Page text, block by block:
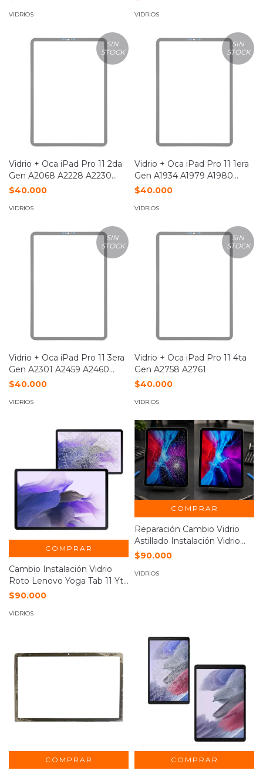
VIDRIOS VIDRIOS
SIN
STOCK
Vidrio + Oca iPad Pro 11 2da
Gen A2068 A2228 A2230
A2231
$40.000
VIDRIOS
SIN
STOCK
Vidrio + Oca iPad Pro 11 1era
Gen A1934 A1979 A1980
A2013
$40.000
VIDRIOS
SIN
STOCK
Vidrio + Oca iPad Pro 11 3era
Gen A2301 A2459 A2460
A2377
$40.000
VIDRIOS
SIN
STOCK
Vidrio + Oca iPad Pro 11 4ta
Gen A2758 A2761
$40.000
VIDRIOS
COMPRAR
Cambio Instalación Vidrio
Roto Lenovo Yoga Tab 11 Yt-
j706f
$90.000
VIDRIOS
COMPRAR
Reparación Cambio Vidrio
Astillado Instalación Vidrio
Lenovo Tab 11 Pro Tb-j706f
$90.000
VIDRIOS
COMPRAR